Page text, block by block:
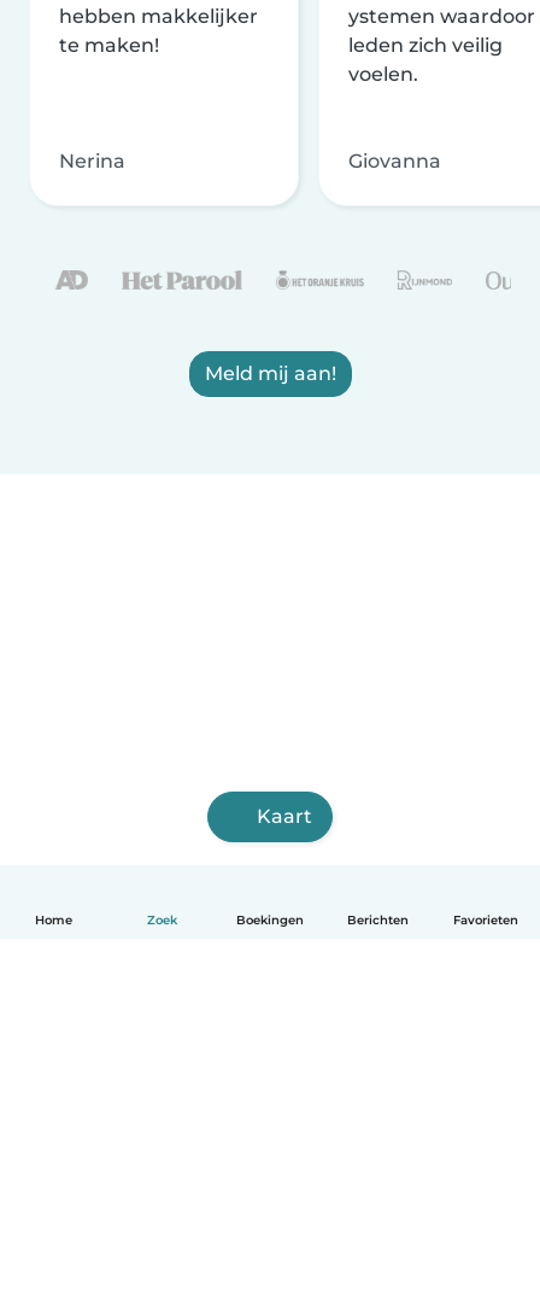
Home Zoek Boekingen Berichten Favorieten
hebben makkelijker
te maken!
Nerina
ystemen waardoor
leden zich veilig
voelen.
Giovanna
Meld mij aan!
Kaart